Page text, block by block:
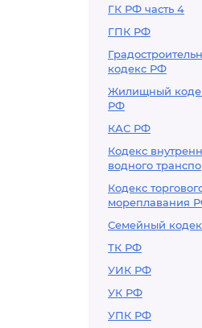
ГК РФ часть 4
ГПК РФ
кодекс РФ
Жилищный
РФ
КАС РФ
Кодекс
водного
Кодекс
мореплавания
Семейный
ТК РФ
УИК РФ
УК РФ
УПК РФ